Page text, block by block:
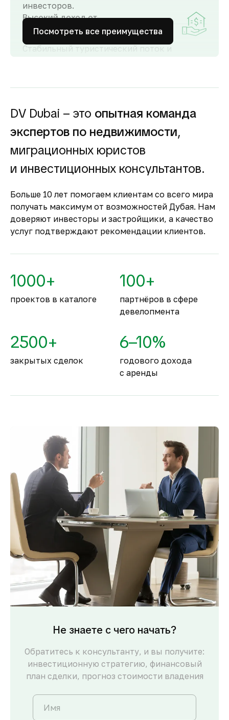
инвесторов.
Высокий доход от
аренды
Стабильный туристический поток и
доходность для инвесторов как от
аренды.
строящуюся
недвижимость
Оплата за объект поступает на эскроу-счёт.
Застройщик сможет получить с него деньги
только после ввода объекта в
Комфортное и
безопасное место для
жизни
По уровню безопасности жизни
занимают второе место в мире.
Посмотреть все преимущества
DV Dubai – это опытная команда
экспертов по недвижимости,
миграционных юристов
и инвестиционных консультантов.
Больше 10 лет помогаем клиентам со всего мира
получать максимум от возможностей Дубая. Нам
доверяют инвесторы и застройщики, а качество
услуг подтверждают рекомендации клиентов.
1000+
проектов в каталоге
100+
партнёров в сфере
девелопмента
2500+
закрытых сделок
6–10%
годового дохода
с аренды
Не знаете с чего начать?
Обратитесь к консультанту, и вы получите:
инвестиционную стратегию, финансовый
план сделки, прогноз стоимости владения